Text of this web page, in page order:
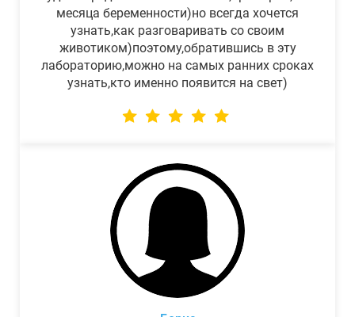
месяца беременности)но всегда хочется
узнать,как разговаривать со своим
животиком)поэтому,обратившись в эту
лабораторию,можно на самых ранних сроках
узнать,кто именно появится на свет)